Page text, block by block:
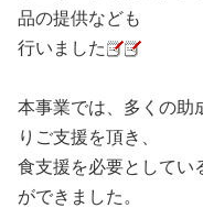
品の提供なども
行いました
本事業では、多くの助
りご支援を頂き、
食支援を必要としてい
ができました。